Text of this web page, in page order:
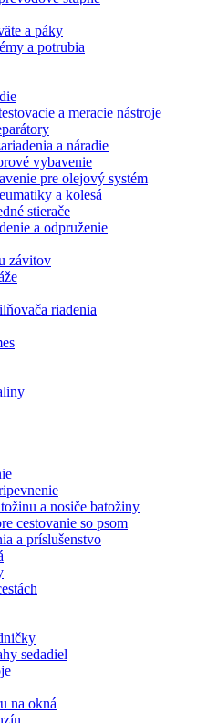
a páky
a potrubia
a meracie nástroje
a náradie
vybavenie
pre olejový systém
a kolesá
stierače
a odpruženie
závitov
riadenia
a nosiče batožiny
cestovanie so psom
a príslušenstvo
sedadiel
na okná